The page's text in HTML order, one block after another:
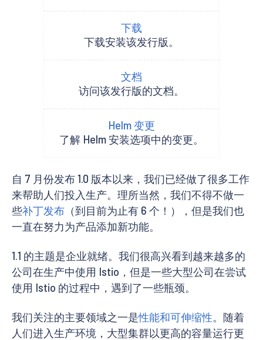
下载
下载安装该发行版。
文档
访问该发行版的文档。
Helm 变更
了解 Helm 安装选项中的变更。
自 7 月份发布 1.0 版本以来，我们已经做了很多工作
来帮助人们投入生产。理所当然，我们不得不做一
些补丁发布 （到目前为止有 6 个！），但是我们也
一直在努力为产品添加新功能。
1.1 的主题是企业就绪。我们很高兴看到越来越多的
公司在生产中使用 Istio，但是一些大型公司在尝试
使用 Istio 的过程中，遇到了一些瓶颈。
我们关注的主要领域之一是性能和可伸缩性。随着
人们进入生产环境，大型集群以更高的容量运行更